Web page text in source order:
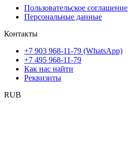
Пользовательское соглашение
Персональные данные
Контакты
+7 903 968-11-79 (WhatsApp)
+7 495 968-11-79
Как нас найти
Реквизиты
RUB